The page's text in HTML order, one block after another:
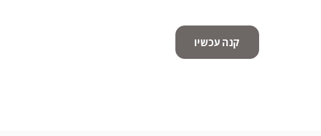
קנה עכשיו